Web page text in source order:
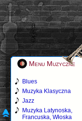
Menu Muzyczne
Blues
Muzyka Klasyczna
Jazz
Muzyka Latynoska,
Francuska, Włoska